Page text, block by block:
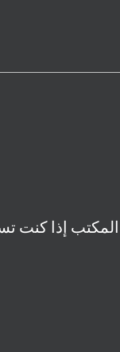
إذا كنت